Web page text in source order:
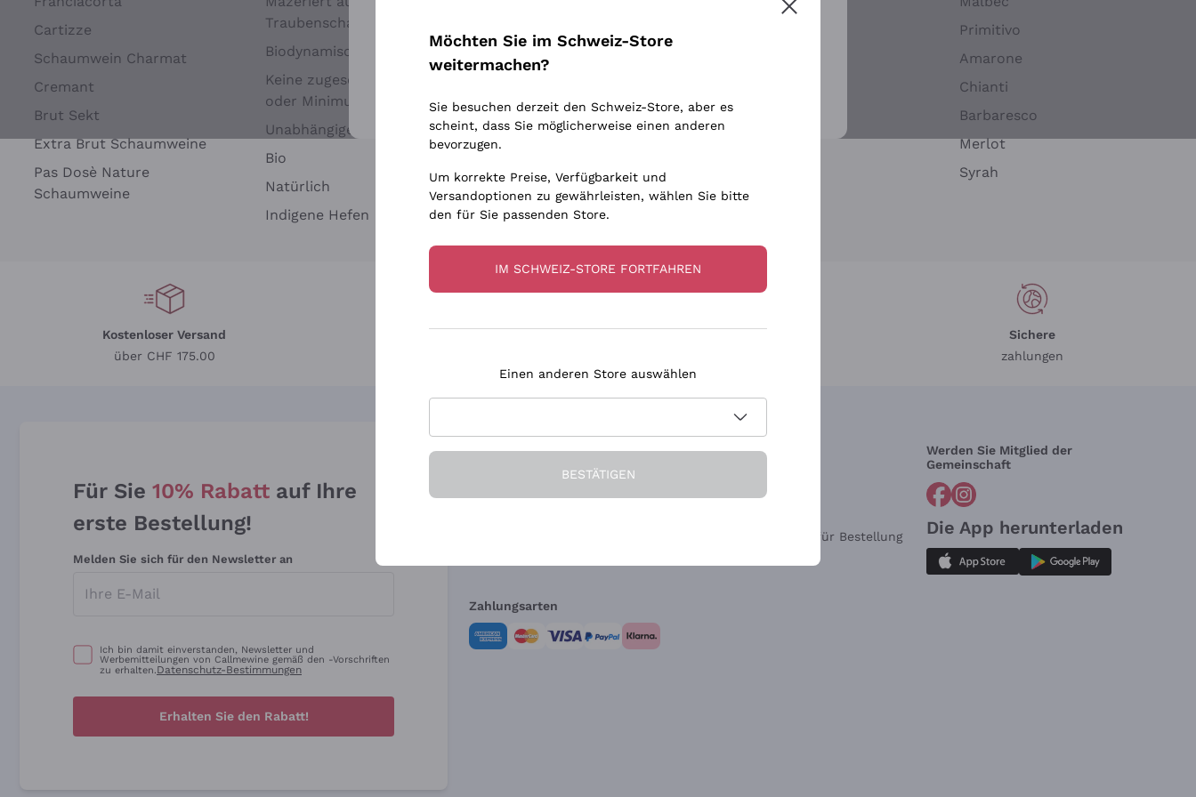
Cartizze
Schaumwein Charmat
Cremant
Brut Sekt
Extra Brut Schaumweine
Pas Dosè Nature
Schaumweine
Traubenschalen
Biodynamisch
Keine zugesetzten Sulfite
oder Minimum
Unabhängige Weinbauern
Bio
Natürlich
Indigene Hefen
Biondi Santi
Argiolas
Zenato
Ca' dei Frati
Chardonnay
Primitivo
Amarone
Chianti
Barbaresco
Merlot
Syrah
Kostenloser Versand
über CHF 175.00
Sichere
zahlungen
Für Sie 10% Rabatt auf Ihre
erste Bestellung!
Melden Sie sich für den Newsletter an
Ich bin damit einverstanden, Newsletter und
Werbemitteilungen von Callmewine gemäß den -Vorschriften
zu erhalten.Datenschutz-Bestimmungen
Erhalten Sie den Rabatt!
Die Firma Brauchen Sie Hilfe?
Widerrufsformular für Bestellung
Werden Sie Mitglied der
Gemeinschaft
Die App herunterladen
Zahlungsarten
Weitere Informationen finden Sie in unserem Datenschutz-Bestimmungen
Möchten Sie im Schweiz-Store
weitermachen?
Sie besuchen derzeit den Schweiz-Store, aber es
scheint, dass Sie möglicherweise einen anderen
bevorzugen.
Um korrekte Preise, Verfügbarkeit und
Versandoptionen zu gewährleisten, wählen Sie bitte
den für Sie passenden Store.
IM SCHWEIZ-STORE FORTFAHREN
Einen anderen Store auswählen
BESTÄTIGEN